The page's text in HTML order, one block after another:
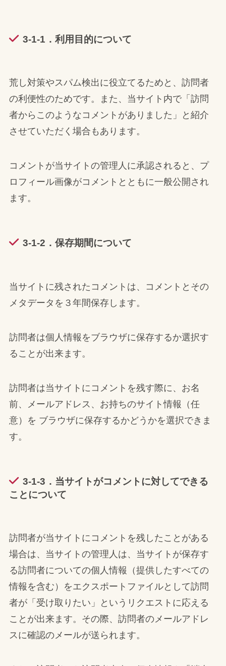
3-1-1．利用目的について
荒し対策やスパム検出に役立てるためと、訪問者
の利便性のためです。また、当サイト内で「訪問
者からこのようなコメントがありました」と紹介
させていただく場合もあります。
コメントが当サイトの管理人に承認されると、プ
ロフィール画像がコメントとともに一般公開され
ます。
3-1-2．保存期間について
当サイトに残されたコメントは、コメントとその
メタデータを３年間保存します。
訪問者は個人情報をブラウザに保存するか選択す
ることが出来ます。
訪問者は当サイトにコメントを残す際に、お名
前、メールアドレス、お持ちのサイト情報（任
意）を ブラウザに保存するかどうかを選択できま
す。
3-1-3．当サイトがコメントに対してできる
ことについて
訪問者が当サイトにコメントを残したことがある
場合は、当サイトの管理人は、当サイトが保存す
る訪問者についての個人情報（提供したすべての
情報を含む）をエクスポートファイルとして訪問
者が「受け取りたい」というリクエストに応える
ことが出来ます。その際、訪問者のメールアドレ
スに確認のメールが送られます。